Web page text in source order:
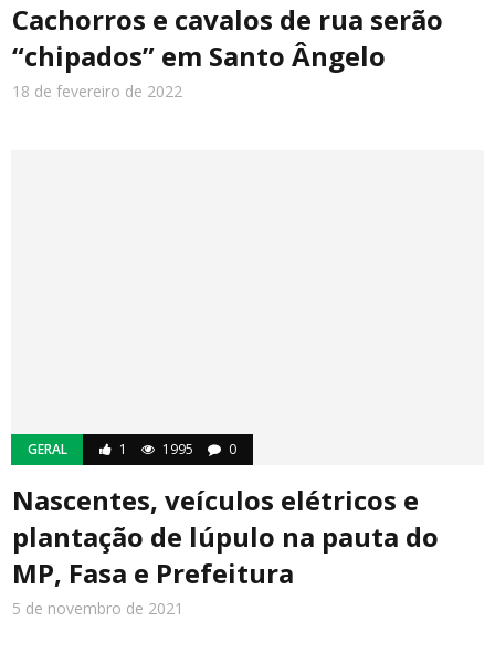
Cachorros e cavalos de rua serão
“chipados” em Santo Ângelo
18 de fevereiro de 2022
GERAL 1 1995 0
Nascentes, veículos elétricos e
plantação de lúpulo na pauta do
MP, Fasa e Prefeitura
5 de novembro de 2021